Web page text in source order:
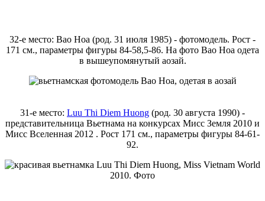
32-е место: Bao Hoa (род. 31 июля 1985) - фотомодель. Рост -
171 см., параметры фигуры 84-58,5-86. На фото Bao Hoa одета
в вышеупомянутый аозай.
31-е место: Luu Thi Diem Huong (род. 30 августа 1990) -
представительница Вьетнама на конкурсах Мисс Земля 2010 и
Мисс Вселенная 2012 . Рост 171 см., параметры фигуры 84-61-
92.